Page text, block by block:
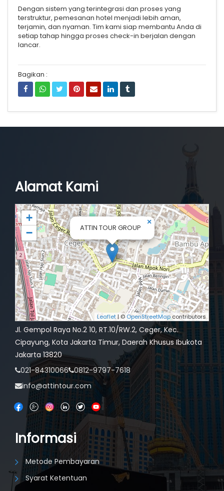
Dengan sistem yang terintegrasi dan proses yang
terstruktur, pemesanan hotel menjadi lebih aman,
terjamin, dan nyaman. Tim kami siap membantu Anda di
setiap tahap hingga proses check-in berjalan dengan
lancar.
Bagikan :
Alamat Kami
ATTIN TOUR GROUP
×
+
−
Leaflet| ©OpenStreetMapcontributors
Jl. Gempol Raya No.2 10, RT.10/RW.2, Ceger, Kec.
Cipayung, Kota Jakarta Timur, Daerah Khusus Ibukota
Jakarta 13820
021-84310066 0812-9797-7618
info@attintour.com
Informasi
Metode Pembayaran
Syarat Ketentuan